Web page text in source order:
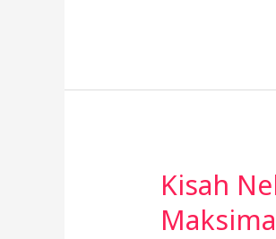
Kisah
Kisah
Nelayan
Perempuan